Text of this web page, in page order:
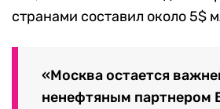
странами составил около 5$
«Москва остается
ненефтяным партнером